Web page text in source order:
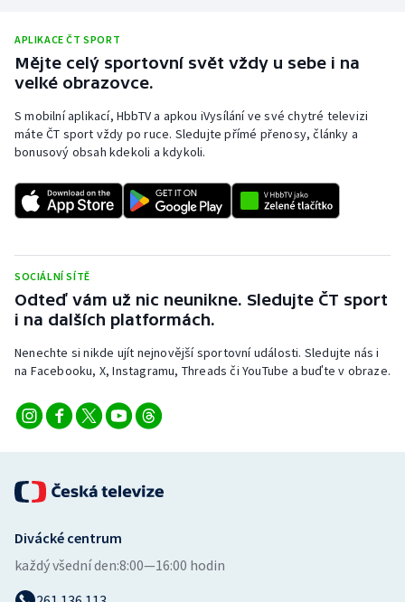
Rychlobruslení
Rychlostní kanoistika
Short track
Stolní tenis
Triatlon
Veslování
Vodní slalom
Ostatní
APLIKACE ČT SPORT
Mějte celý sportovní svět vždy u sebe i na
velké obrazovce.
S mobilní aplikací, HbbTV a apkou iVysílání ve své chytré televizi
máte ČT sport vždy po ruce. Sledujte přímé přenosy, články a
bonusový obsah kdekoli a kdykoli.
SOCIÁLNÍ SÍTĚ
Odteď vám už nic neunikne. Sledujte ČT sport
i na dalších platformách.
Nenechte si nikde ujít nejnovější sportovní události. Sledujte nás i
na Facebooku, X, Instagramu, Threads či YouTube a buďte v obraze.
Divácké centrum
každý všední den:8:00—16:00 hodin